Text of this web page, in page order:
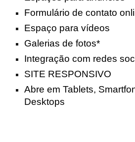
Formulário de contato
Espaço para vídeos
Galerias de fotos*
Integração com redes
SITE RESPONSIVO
Abre em Tablets,
Desktops